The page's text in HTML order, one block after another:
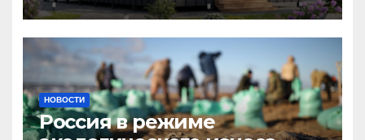
НОВОСТИ
Россия в режиме